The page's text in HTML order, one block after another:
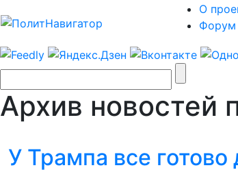
О
Форум
Архив новостей
У Трампа все